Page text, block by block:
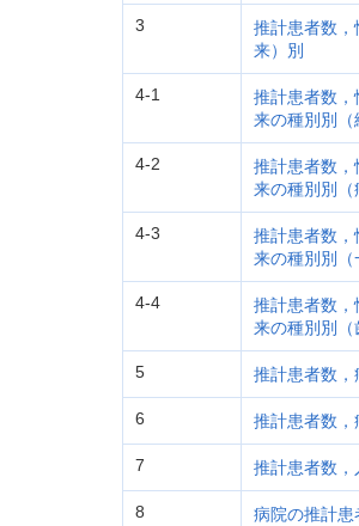
3
推計患者数
来）別
4-1
推計患者数
来の種別別（
4-2
推計患者数
来の種別別（
4-3
推計患者数
来の種別別（
4-4
推計患者数
来の種別別（
5 推計患者数，
6 推計患者数，
7 推計患者数，
8
病院の推計